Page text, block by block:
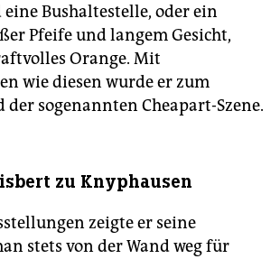
Bushaltestelle, oder ein
Pfeife und langem Gesicht,
Orange. Mit
wie diesen wurde er zum
der sogenannten Cheapart-Szene.
zu Knyphausen
zeigte er seine
stets von der Wand weg für